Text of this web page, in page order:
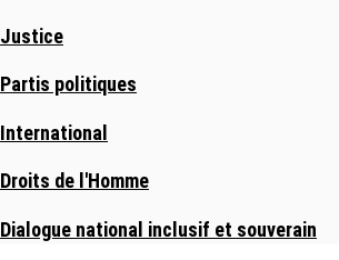
Justice
Partis politiques
International
Droits de l'Homme
Dialogue national inclusif et souverain